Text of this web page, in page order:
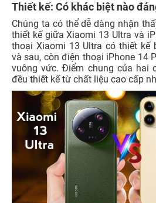
Thiết kế: Có khác biệt nào
Chúng ta có thể dễ dàng nhận
thiết kế giữa Xiaomi 13 Ultra và
thoại Xiaomi 13 Ultra có thiết kế
và sau, còn điện thoại iPhone 14
vuông vức. Điểm chung của hai
đều thiết kế từ chất liệu cao cấp